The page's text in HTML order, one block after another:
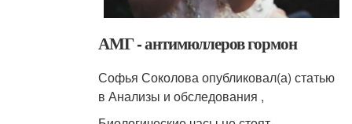
АМГ - антимюллеров гормон
Софья Соколова опубликовал(а) статью
в Анализы и обследования ,